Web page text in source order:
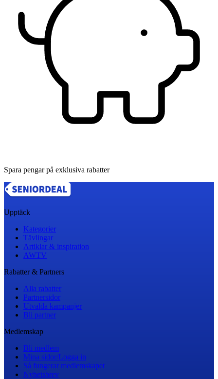
Spara pengar på exklusiva rabatter
Upptäck
Kategorier
Tävlingar
Artiklar & inspiration
AWTV
Rabatter & Partners
Alla rabatter
Partnersidor
Utvalda kampanjer
Bli partner
Medlemskap
Bli medlem
Mina sidor/Logga in
Så fungerar medlemskapet
Nyhetsbrev